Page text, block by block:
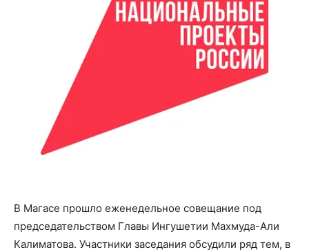
В Магасе прошло еженедельное совещание под
председательством Главы Ингушетии Махмуда-Али
Калиматова. Участники заседания обсудили ряд тем, в